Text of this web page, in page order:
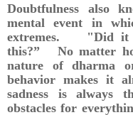
Doubtfulness also
mental event in
extremes. "Did it
this?” No matter
nature of dharma
behavior makes it
sadness is always
obstacles for